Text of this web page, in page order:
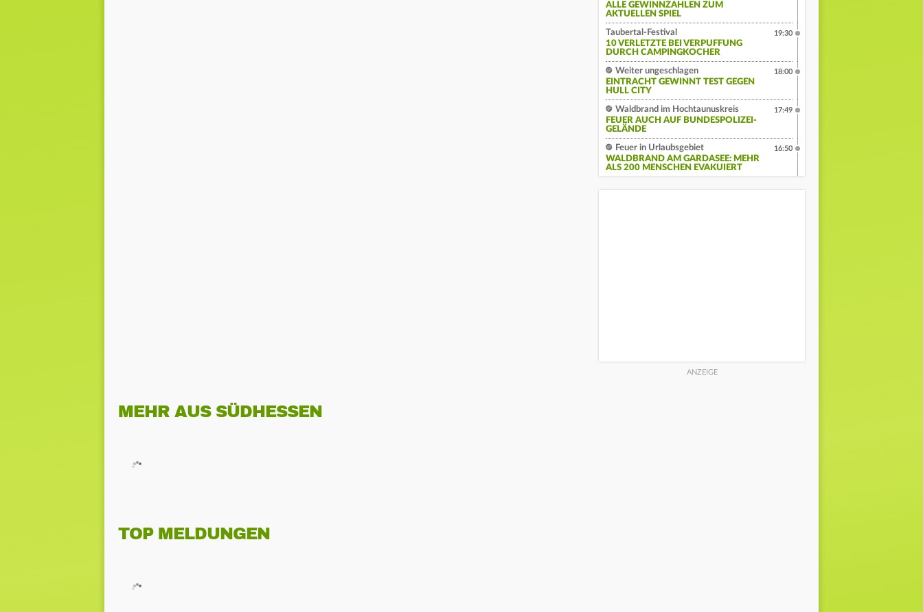
ALLE GEWINNZAHLEN ZUM
AKTUELLEN SPIEL
Taubertal-Festival
10 VERLETZTE BEI VERPUFFUNG
DURCH CAMPINGKOCHER
19:30
Weiter ungeschlagen
EINTRACHT GEWINNT TEST GEGEN
HULL CITY
18:00
Waldbrand im Hochtaunuskreis
FEUER AUCH AUF BUNDESPOLIZEI-
GELÄNDE
17:49
Feuer in Urlaubsgebiet
WALDBRAND AM GARDASEE: MEHR
ALS 200 MENSCHEN EVAKUIERT
16:50
MEHR AUS SÜDHESSEN
TOP MELDUNGEN